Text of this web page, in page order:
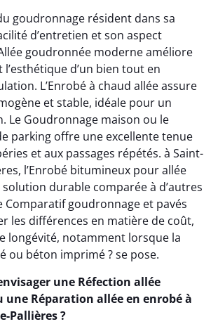
goudronnage résident dans sa
d’entretien et son aspect
goudronnée moderne améliore
d’un bien tout en
L’Enrobé à chaud allée assure
et stable, idéale pour un
Le Goudronnage maison ou le
parking offre une excellente tenue
et aux passages répétés. à Saint-
l’Enrobé bitumineux pour allée
durable comparée à d’autres
Comparatif goudronnage et pavés
les différences en matière de coût,
longévité, notamment lorsque la
ou béton imprimé ? se pose.
une Réfection allée
une Réparation allée en enrobé à
Pallières ?